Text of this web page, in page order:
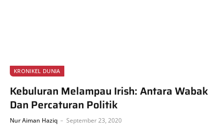
KRONIKEL DUNIA
Kebuluran Melampau Irish: Antara Wabak
Dan Percaturan Politik
Nur Aiman Haziq September 23, 2020